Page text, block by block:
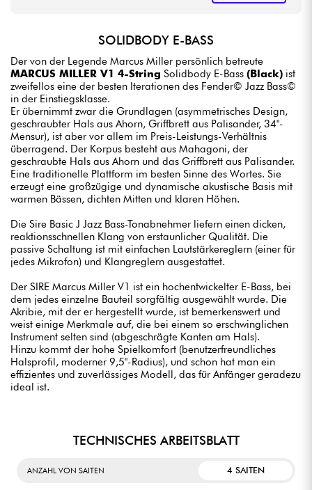
SOLIDBODY E-BASS
Der von der Legende Marcus Miller persönlich betreute
MARCUS MILLER V1 4-String Solidbody E-Bass (Black) ist
zweifellos eine der besten Iterationen des Fender© Jazz Bass©
in der Einstiegsklasse.
Er übernimmt zwar die Grundlagen (asymmetrisches Design,
geschraubter Hals aus Ahorn, Griffbrett aus Palisander, 34"-
Mensur), ist aber vor allem im Preis-Leistungs-Verhältnis
überragend. Der Korpus besteht aus Mahagoni, der
geschraubte Hals aus Ahorn und das Griffbrett aus Palisander.
Eine traditionelle Plattform im besten Sinne des Wortes. Sie
erzeugt eine großzügige und dynamische akustische Basis mit
warmen Bässen, dichten Mitten und klaren Höhen.
Die Sire Basic J Jazz Bass-Tonabnehmer liefern einen dicken,
reaktionsschnellen Klang von erstaunlicher Qualität. Die
passive Schaltung ist mit einfachen Lautstärkereglern (einer für
jedes Mikrofon) und Klangreglern ausgestattet.
Der SIRE Marcus Miller V1 ist ein hochentwickelter E-Bass, bei
dem jedes einzelne Bauteil sorgfältig ausgewählt wurde. Die
Akribie, mit der er hergestellt wurde, ist bemerkenswert und
weist einige Merkmale auf, die bei einem so erschwinglichen
Instrument selten sind (abgeschrägte Kanten am Hals).
Hinzu kommt der hohe Spielkomfort (benutzerfreundliches
Halsprofil, moderner 9,5"-Radius), und schon hat man ein
effizientes und zuverlässiges Modell, das für Anfänger geradezu
ideal ist.
TECHNISCHES ARBEITSBLATT
ANZAHL VON SAITEN 4 SAITEN